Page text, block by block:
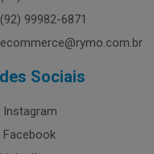
(92) 99982-6871
ecommerce@rymo.com.br
Sociais
Instagram
Facebook